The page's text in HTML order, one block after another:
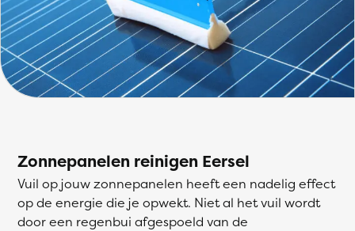
Zonnepanelen reinigen Eersel
Vuil op jouw zonnepanelen heeft een nadelig effect
op de energie die je opwekt. Niet al het vuil wordt
door een regenbui afgespoeld van de